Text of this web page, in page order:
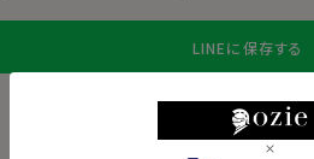
LINEに保存する